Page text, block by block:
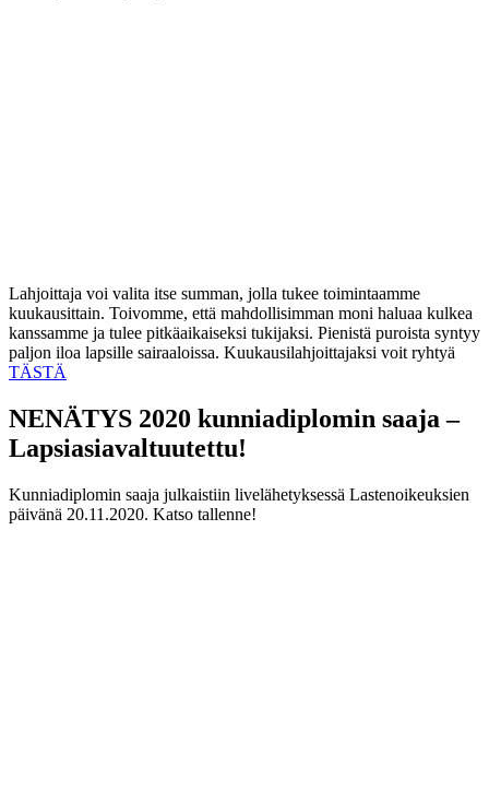
Lahjoittaja voi valita itse summan, jolla tukee toimintaamme
kuukausittain. Toivomme, että mahdollisimman moni haluaa kulkea
kanssamme ja tulee pitkäaikaiseksi tukijaksi. Pienistä puroista syntyy
paljon iloa lapsille sairaaloissa. Kuukausilahjoittajaksi voit ryhtyä
TÄSTÄ
NENÄTYS 2020 kunniadiplomin saaja –
Lapsiasiavaltuutettu!
Kunniadiplomin saaja julkaistiin livelähetyksessä Lastenoikeuksien
päivänä 20.11.2020. Katso tallenne!